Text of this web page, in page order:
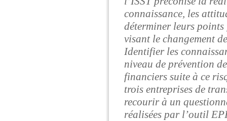
connaissance, les
déterminer leurs
visant le changement
Identifier les
niveau de prévention
financiers suite à ce
trois entreprises de
recourir à un
réalisées par l’outil